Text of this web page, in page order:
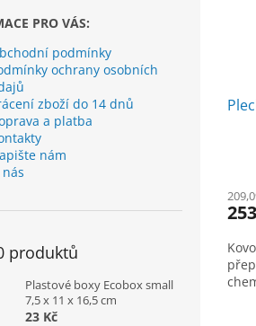
PRO VÁS:
podmínky
ochrany osobních
zboží do 14 dnů
a platba
nám
produktů
Plastové boxy Ecobox small
7,5 x 11 x 16,5 cm
23 Kč